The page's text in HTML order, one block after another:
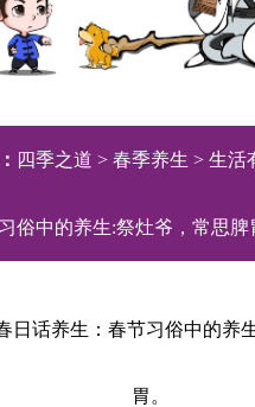
四季之道 >春季养生 > 生活
俗中的养生:祭灶爷，常思脾
日话养生：春节习俗中的养
胃。